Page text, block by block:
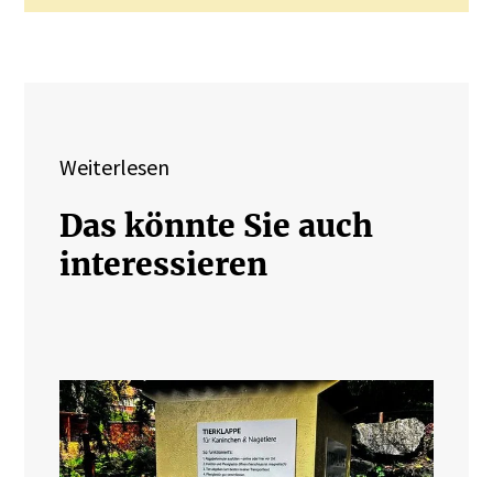
Weiterlesen
Das könnte Sie auch
interessieren